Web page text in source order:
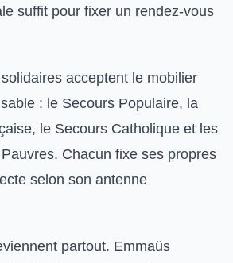
suffit pour fixer un rendez-vous
acceptent le mobilier
: le Secours Populaire, la
le Secours Catholique et les
Chacun fixe ses propres
selon son antenne
partout. Emmaüs